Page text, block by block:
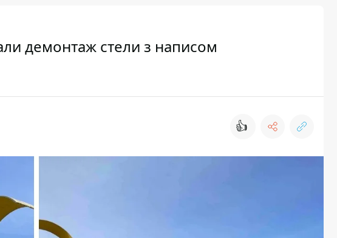
демонтаж стели з написом
👍